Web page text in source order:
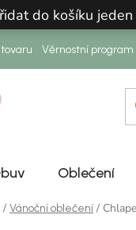
do košíku
Věrnostní program
Oblečení
/ Vánoční oblečení /